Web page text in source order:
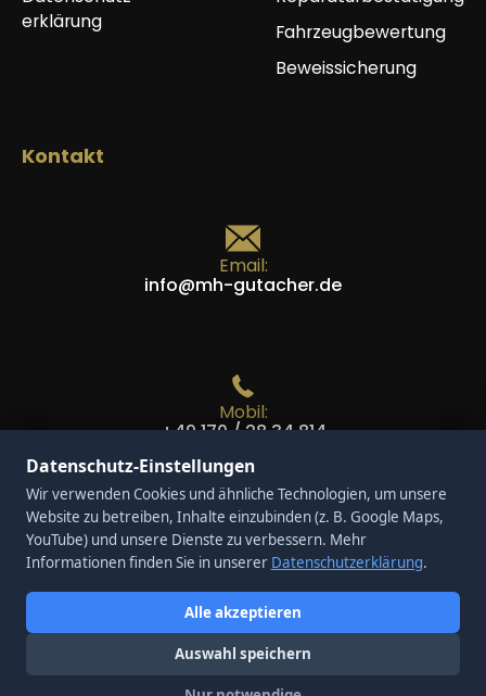
erklärung
Fahrzeugbewertung
Beweissicherung
Kontakt
Email:
info@mh-gutacher.de
Mobil:
+49 170 / 28 34 814
Telefon:
Datenschutz-Einstellungen
Wir verwenden Cookies und ähnliche Technologien, um unsere
Website zu betreiben, Inhalte einzubinden (z. B. Google Maps,
YouTube) und unsere Dienste zu verbessern. Mehr
Informationen finden Sie in unserer Datenschutzerklärung.
Alle akzeptieren
Auswahl speichern